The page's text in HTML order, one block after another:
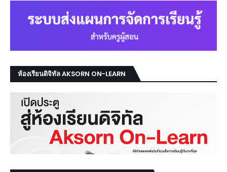
ห้องเรียนดิจิทัล AKSORN ON-LEARN